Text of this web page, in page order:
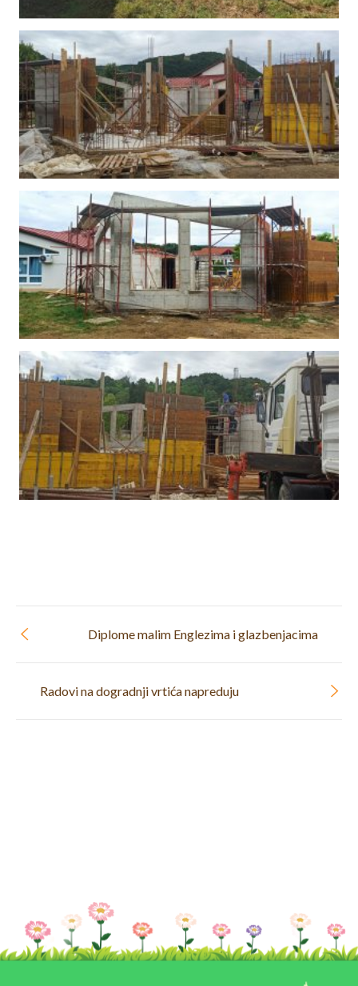
Radovi na dogradnji vrtića napreduju
Diplome malim Englezima i glazbenjacima